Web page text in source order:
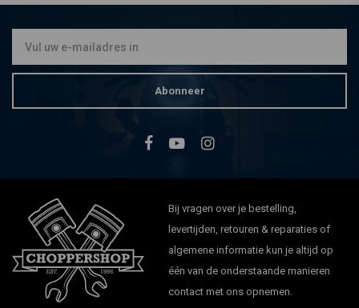
Abonneer
Bij vragen over je bestelling,
levertijden, retouren & reparaties of
algemene informatie kun je altijd op
één van de onderstaande manieren
contact met ons opnemen.